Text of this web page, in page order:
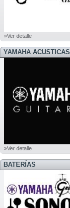
»Ver detalle
YAMAHA ACUSTICAS
»Ver detalle
BATERÍAS